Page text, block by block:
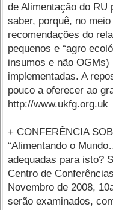
de Alimentação do RU
saber, porquê, no
recomendações do
pequenos e “agro
insumos e não
implementadas. A
pouco a oferecer ao
http://www.ukfg.org.uk
+ CONFERÊNCIA
“Alimentando o
adequadas para isto?
Centro de
Novembro de 2008,
serão examinados,